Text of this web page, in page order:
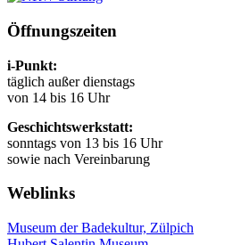
Öffnungszeiten
i-Punkt:
täglich außer dienstags
von 14 bis 16 Uhr
Geschichtswerkstatt:
sonntags von 13 bis 16 Uhr
sowie nach Vereinbarung
Weblinks
Museum der Badekultur, Zülpich